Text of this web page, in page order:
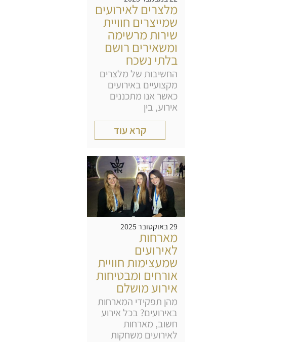
מלצרים לאירועים
שמייצרים חוויית
שירות מרשימה
ומשאירים רושם
בלתי נשכח
החשיבות של מלצרים
מקצועיים באירועים
כאשר אנו מתכננים
אירוע, בין
קרא עוד
29 באוקטובר 2025
מארחות
לאירועים
שמעצימות חוויית
אורחים ומבטיחות
אירוע מושלם
מהן תפקידי המארחות
באירועים? בכל אירוע
חשוב, מארחות
לאירועים משחקות